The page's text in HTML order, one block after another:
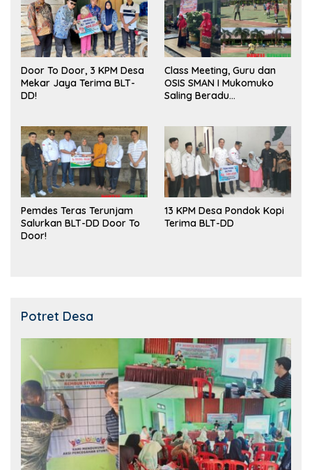
Door To Door, 3 KPM Desa
Mekar Jaya Terima BLT-
DD!
Class Meeting, Guru dan
OSIS SMAN I Mukomuko
Saling Beradu
Pemdes Teras Terunjam
Salurkan BLT-DD Door To
Door!
13 KPM Desa Pondok Kopi
Terima BLT-DD
Potret Desa